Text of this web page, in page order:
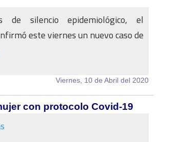
silencio epidemiológico, el
este viernes un nuevo caso de
Viernes, 10 de Abril del 2020
con protocolo Covid-19